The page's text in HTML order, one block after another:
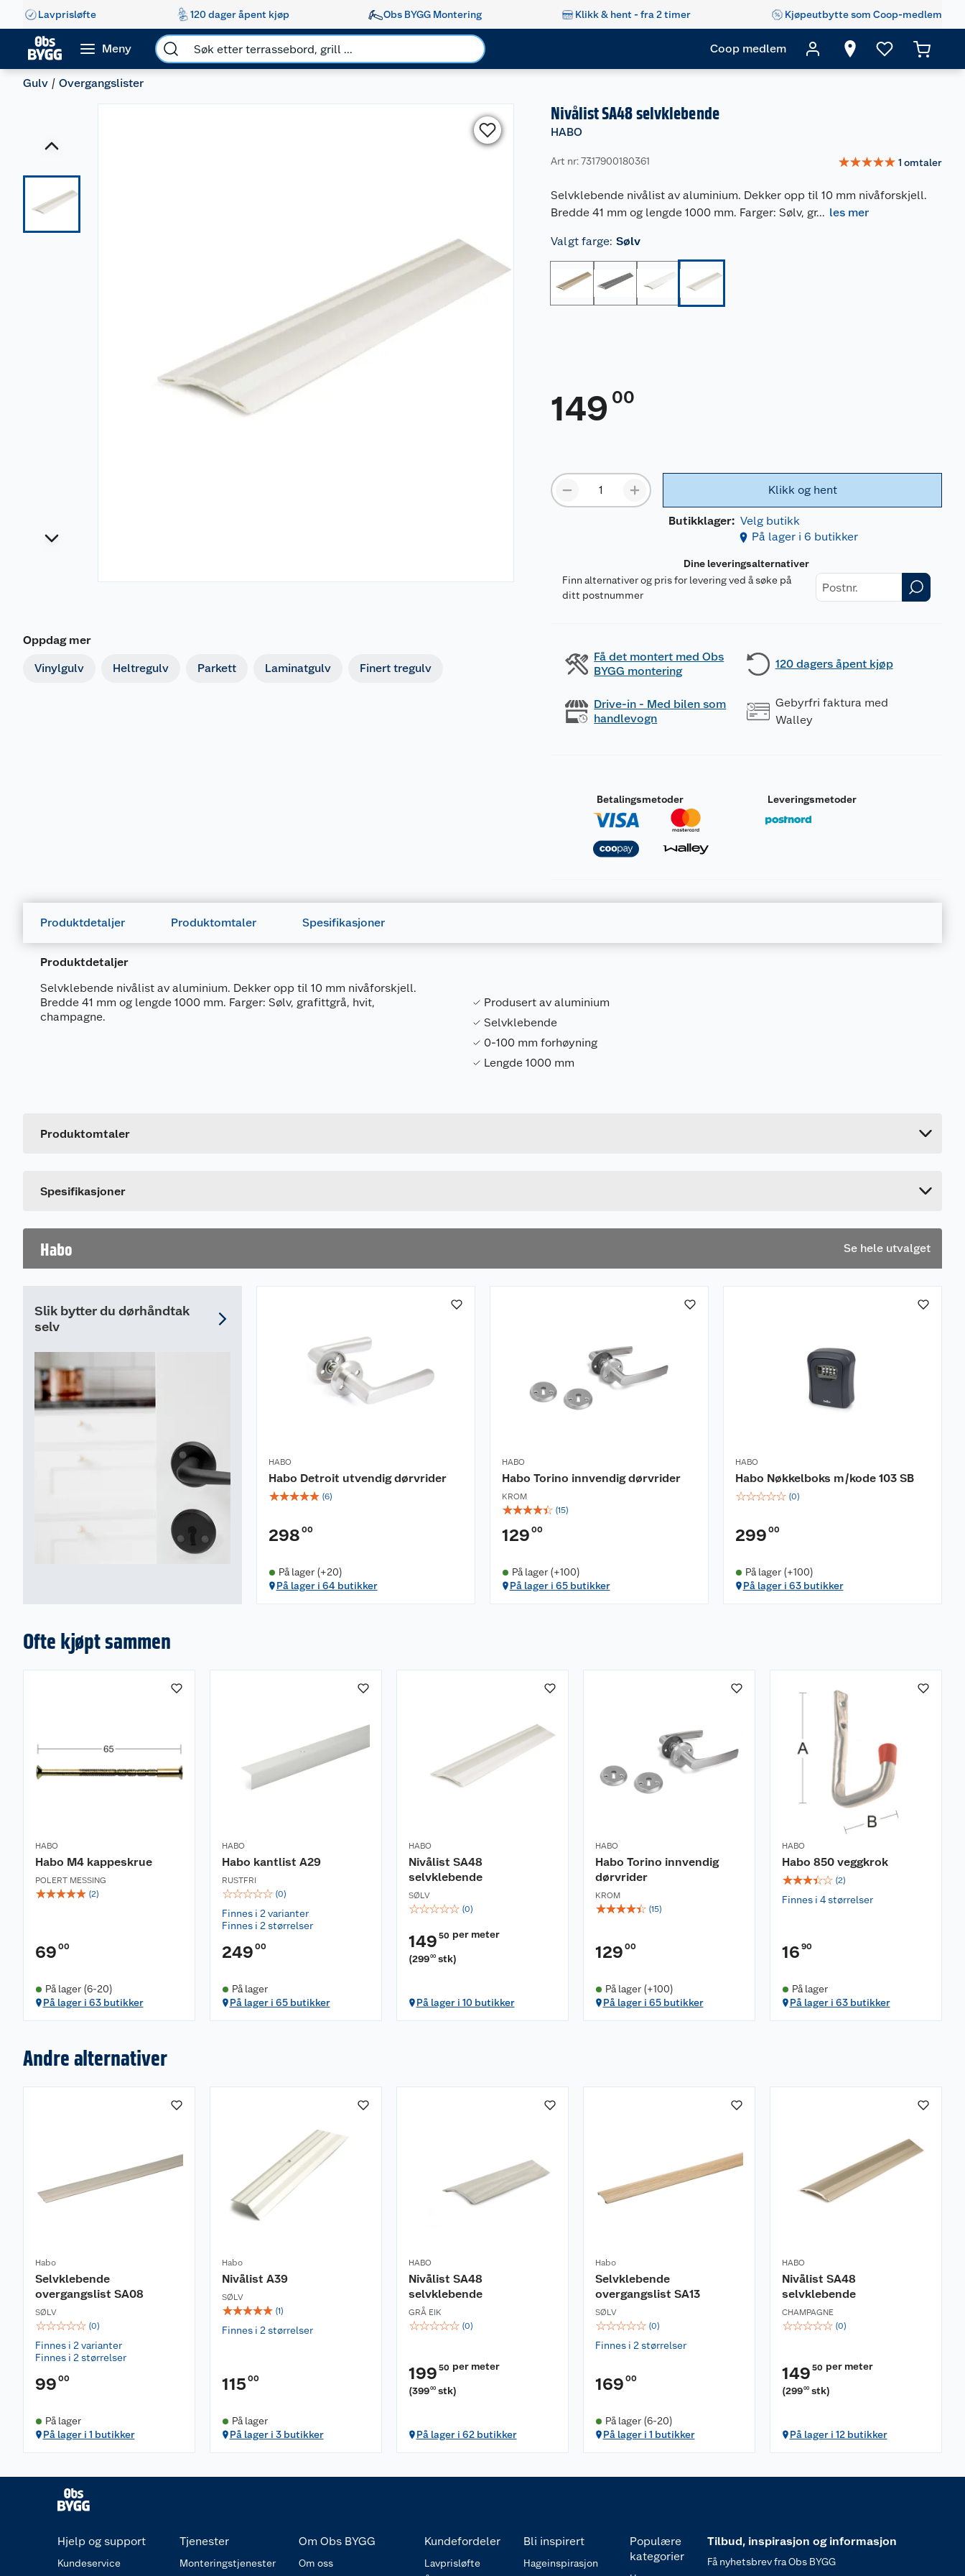
Lavprisløfte 120 dager åpent kjøp Obs BYGG Montering Klikk & hent - fra 2 timer Kjøpeutbytte som Coop-medlem
Meny Coop medlem
Gulv Overgangslister
Oppdag mer
Vinylgulv Heltregulv Parkett Laminatgulv Finert tregulv
Nivålist SA48 selvklebende
HABO
Art nr: 7317900180361 ☆☆☆☆☆ 1 omtaler
Selvklebende nivålist av aluminium. Dekker opp til 10 mm nivåforskjell.
Bredde 41 mm og lengde 1000 mm. Farger: Sølv, gr... les mer
Valgt farge: Sølv
149 00
Klikk og hent
Butikklager: Velg butikk
På lager i 6 butikker
Dine leveringsalternativer
Finn alternativer og pris for levering ved å søke på
ditt postnummer
Få det montert med Obs
BYGG montering
120 dagers åpent kjøp
Drive-in - Med bilen som
handlevogn
Gebyrfri faktura med
Walley
Betalingsmetoder Leveringsmetoder
Produktdetaljer Produktomtaler Spesifikasjoner
Produktdetaljer
Selvklebende nivålist av aluminium. Dekker opp til 10 mm nivåforskjell.
Bredde 41 mm og lengde 1000 mm. Farger: Sølv, grafittgrå, hvit,
champagne.
Produsert av aluminium
Selvklebende
0-100 mm forhøyning
Lengde 1000 mm
Produktomtaler
Spesifikasjoner
Leverandørens artikkelnummer
Habo Se hele utvalget
Slik bytter du dørhåndtak
selv
HABO
Habo Detroit utvendig dørvrider
☆☆☆☆☆ (6)
298 00
På lager (+20)
På lager i 64 butikker
HABO
Habo Torino innvendig dørvrider
KROM
☆☆☆☆☆ (15)
129 00
På lager (+100)
På lager i 65 butikker
HABO
Habo Nøkkelboks m/kode 103 SB
☆☆☆☆☆ (0)
299 00
På lager (+100)
På lager i 63 butikker
Ofte kjøpt sammen
HABO
Habo M4 kappeskrue
POLERT MESSING
☆☆☆☆☆ (2)
69 00
På lager (6-20)
På lager i 63 butikker
HABO
Habo kantlist A29
RUSTFRI
☆☆☆☆☆ (0)
Finnes i 2 varianter
Finnes i 2 størrelser
249 00
På lager
På lager i 65 butikker
HABO
Nivålist SA48
selvklebende
SØLV
☆☆☆☆☆ (0)
149 50 per meter
(29900 stk)
På lager i 10 butikker
HABO
Habo Torino innvendig
dørvrider
KROM
☆☆☆☆☆ (15)
129 00
På lager (+100)
På lager i 65 butikker
HABO
Habo 850 veggkrok
☆☆☆☆☆ (2)
Finnes i 4 størrelser
16 90
På lager
På lager i 63 butikker
Andre alternativer
Habo
Selvklebende
overgangslist SA08
SØLV
☆☆☆☆☆ (0)
Finnes i 2 varianter
Finnes i 2 størrelser
99 00
På lager
På lager i 1 butikker
Habo
Nivålist A39
SØLV
☆☆☆☆☆ (1)
Finnes i 2 størrelser
115 00
På lager
På lager i 3 butikker
HABO
Nivålist SA48
selvklebende
GRÅ EIK
☆☆☆☆☆ (0)
199 50 per meter
(39900 stk)
På lager i 62 butikker
Habo
Selvklebende
overgangslist SA13
SØLV
☆☆☆☆☆ (0)
Finnes i 2 størrelser
169 00
På lager (6-20)
På lager i 1 butikker
HABO
Nivålist SA48
selvklebende
CHAMPAGNE
☆☆☆☆☆ (0)
149 50 per meter
(29900 stk)
På lager i 12 butikker
Hjelp og support
Kundeservice
Tjenester
Monteringstjenester
Om Obs BYGG
Om oss
Kundefordeler
Lavprisløfte
Bli inspirert
Hageinspirasjon
Populære
kategorier
Tilbud, inspirasjon og informasjon
Få nyhetsbrev fra Obs BYGG